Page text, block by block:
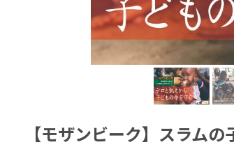
CAMPFIRE
【モザンビーク】スラム